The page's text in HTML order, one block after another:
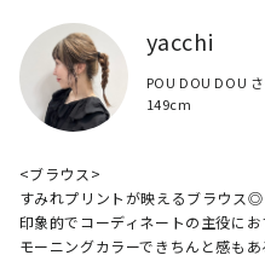
yacchi
POU DOU DOU
149cm
<ブラウス>
すみれプリントが映えるブラウス◎
印象的でコーディネートの主役にお
モーニングカラーできちんと感もあ